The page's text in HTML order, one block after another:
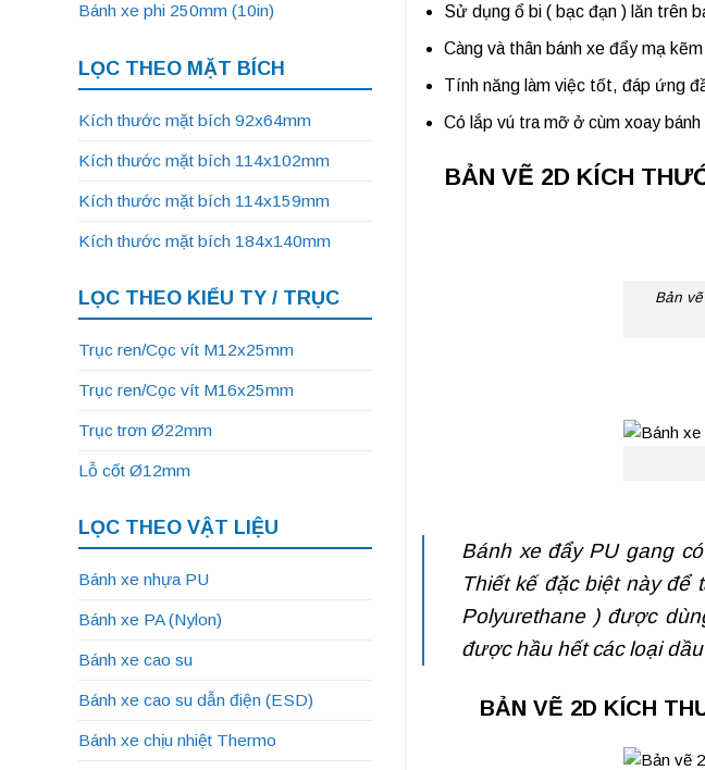
Bánh xe phi 250mm (10in)
LỌC THEO MẶT BÍCH
Kích thước mặt bích 92x64mm
Kích thước mặt bích 114x102mm
Kích thước mặt bích 114x159mm
Kích thước mặt bích 184x140mm
LỌC THEO KIỂU TY / TRỤC
Trục ren/Cọc vít M12x25mm
Trục ren/Cọc vít M16x25mm
Trục trơn Ø22mm
Lỗ cốt Ø12mm
LỌC THEO VẬT LIỆU
Bánh xe nhựa PU
Bánh xe PA (Nylon)
Bánh xe cao su
Bánh xe cao su dẫn điện (ESD)
Bánh xe chịu nhiệt Thermo
Sử dụng ổ bi ( bạc đạn ) lăn trên
Càng và thân bánh xe đẩymạ kẽm
Tính năng làm việc tốt, đáp ứng
Có lắp vú tra mỡ ở cùm xoay bánh
BẢN VẼ 2D KÍCH
Bản
Bánh xe đẩy PU gang
Thiết kế đặc biệt này để
Polyurethane ) được
được hầu hết các loại
BẢN VẼ 2D KÍCH